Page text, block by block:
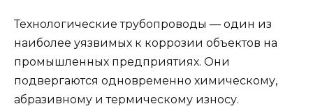
Технологические трубопроводы — один из
наиболее уязвимых к коррозии объектов на
промышленных предприятиях. Они
подвергаются одновременно химическому,
абразивному и термическому износу.